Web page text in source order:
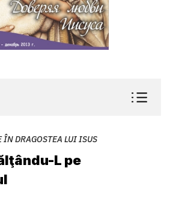
ÎN DRAGOSTEA LUI ISUS
L pe